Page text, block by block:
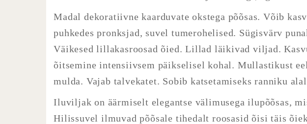
Madal dekoratiivne kaarduvate okstega põõsas. Võib
puhkedes pronksjad, suvel tumerohelised. Sügisvärv
Väikesed lillakasroosad õied. Lillad läikivad viljad.
õitsemine intensiivsem päikselisel kohal. Mullastikust
mulda. Vajab talvekatet. Sobib katsetamiseks ranniku
Iluviljak on äärmiselt elegantse välimusega ilupõõsas,
Hilissuvel ilmuvad põõsale tihedalt roosasid õisi täis